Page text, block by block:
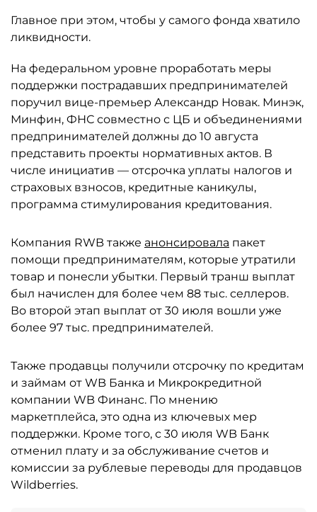
Главное при этом, чтобы у самого фонда хватило
ликвидности.
На федеральном уровне проработать меры
поддержки пострадавших предпринимателей
поручил вице-премьер Александр Новак. Минэк,
Минфин, ФНС совместно с ЦБ и объединениями
предпринимателей должны до 10 августа
представить проекты нормативных актов. В
числе инициатив — отсрочка уплаты налогов и
страховых взносов, кредитные каникулы,
программа стимулирования кредитования.
Компания RWB также анонсировала пакет
помощи предпринимателям, которые утратили
товар и понесли убытки. Первый транш выплат
был начислен для более чем 88 тыс. селлеров.
Во второй этап выплат от 30 июля вошли уже
более 97 тыс. предпринимателей.
Также продавцы получили отсрочку по кредитам
и займам от WB Банка и Микрокредитной
компании WB Финанс. По мнению
маркетплейса, это одна из ключевых мер
поддержки. Кроме того, с 30 июля WB Банк
отменил плату и за обслуживание счетов и
комиссии за рублевые переводы для продавцов
Wildberries.